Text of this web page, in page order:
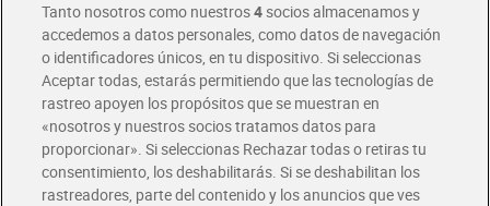
Envío gratis por compras superiores a 100€
Envío estandar por 4,99€
Glovo y Uber Eats
Solicita tu factura de Glovo o Uber Eats
Tanto nosotros como nuestros4socios almacenamos y
accedemos a datos personales, como datos de navegación
o identificadores únicos, en tu dispositivo. Si seleccionas
Aceptar todas, estarás permitiendo que las tecnologías de
rastreo apoyen los propósitos que se muestran en
«nosotros y nuestros socios tratamos datos para
proporcionar». Si seleccionas Rechazar todas o retiras tu
consentimiento, los deshabilitarás. Si se deshabilitan los
rastreadores, parte del contenido y los anuncios que ves